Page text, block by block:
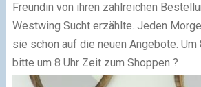
Freundin von ihren zahlreichen
Westwing Sucht erzählte. Jeden
sie schon auf die neuen Angebote. Um
bitte um 8 Uhr Zeit zum Shoppen ?